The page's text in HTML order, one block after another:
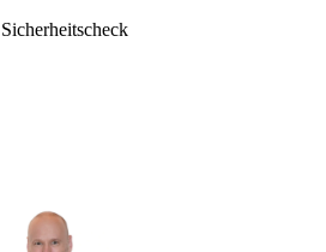
Sicherheitscheck